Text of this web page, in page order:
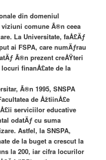
din domeniul
comune Ã®n ceea
La Universitate, faÅ£Äƒ
ai FSPA, care numÄƒrau
Ã®n prezent creÅŸteri
finanÅ£ate de la
Ã®n 1995, SNSPA
de ÅžtiinÅ£e
serviciilor educative
odatÄƒ cu suma
Astfel, la SNSPA,
de la buget a crescut la
la 200, iar cifra locurilor